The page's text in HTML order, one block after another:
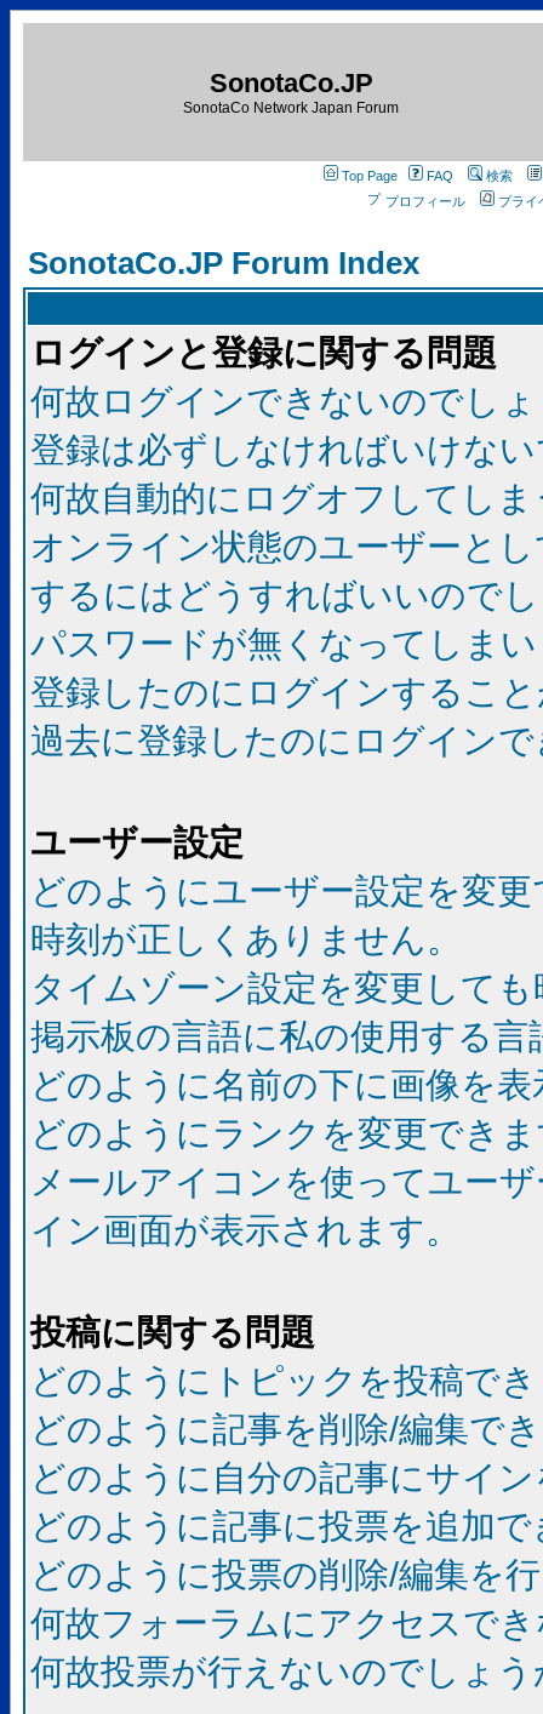
SonotaCo.JP
SonotaCo Network Japan Forum
Top Page FAQ
検索
プロフィール
プライ
SonotaCo.JP Forum Index
ログインと登録に関する問題
何故ログインできないのでし
登録は必ずしなければいけな
何故自動的にログオフしてし
オンライン状態のユーザーと
するにはどうすればいいので
パスワードが無くなってしま
登録したのにログインするこ
過去に登録したのにログイン
ユーザー設定
どのようにユーザー設定を変
時刻が正しくありません。
タイムゾーン設定を変更して
掲示板の言語に私の使用する
どのように名前の下に画像を
どのようにランクを変更でき
メールアイコンを使ってユー
イン画面が表示されます。
投稿に関する問題
どのようにトピックを投稿で
どのように記事を削除/編集で
どのように自分の記事にサイ
どのように記事に投票を追加
どのように投票の削除/編集を
何故フォーラムにアクセスで
何故投票が行えないのでしょう